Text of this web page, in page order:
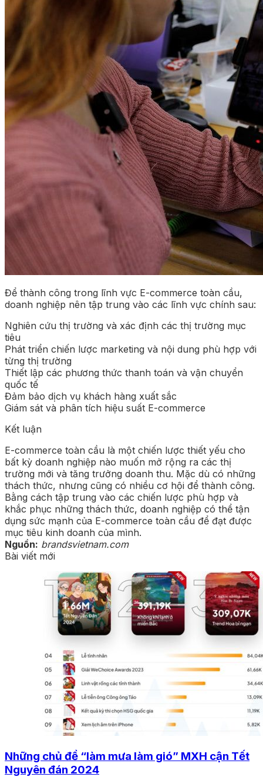
Để thành công trong lĩnh vực E-commerce toàn cầu,
doanh nghiệp nên tập trung vào các lĩnh vực chính sau:
Nghiên cứu thị trường và xác định các thị trường mục
tiêu
Phát triển chiến lược marketing và nội dung phù hợp với
từng thị trường
Thiết lập các phương thức thanh toán và vận chuyển
quốc tế
Đảm bảo dịch vụ khách hàng xuất sắc
Giám sát và phân tích hiệu suất E-commerce
Kết luận
E-commerce toàn cầu là một chiến lược thiết yếu cho
bất kỳ doanh nghiệp nào muốn mở rộng ra các thị
trường mới và tăng trưởng doanh thu. Mặc dù có những
thách thức, nhưng cũng có nhiều cơ hội để thành công.
Bằng cách tập trung vào các chiến lược phù hợp và
khắc phục những thách thức, doanh nghiệp có thể tận
dụng sức mạnh của E-commerce toàn cầu để đạt được
mục tiêu kinh doanh của mình.
Nguồn: brandsvietnam.com
Bài viết mới
Những chủ đề “làm mưa làm gió” MXH cận Tết
Nguyên đán 2024